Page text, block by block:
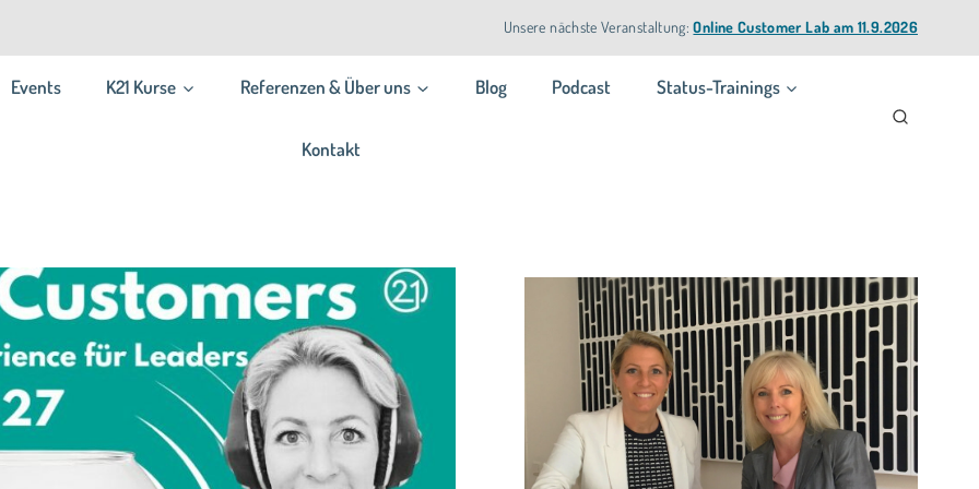
Unsere nächste Veranstaltung: Online Customer Lab am 11.9.2026
Events K21 Kurse Referenzen & Über uns Blog Podcast Status-Trainings
Kontakt